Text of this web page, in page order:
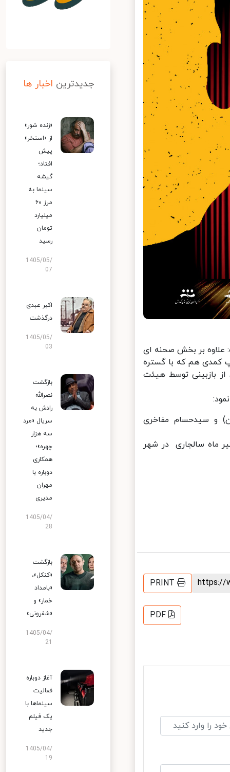
بر بخش صحنه ای
آپ کمدی هم که با گستره
پس از بازبینی توسط هیئت
و سیدحسام مفاخری
ماه سالجاری در شهر
PRINT
PDF
جدیدترین اخبار ها
«زنده شور»
از «استخر»
پیش
افتاد؛
گیشه
سینما به
مرز ۶۰
میلیارد
تومان
رسید
1405/05/
07
اکبر عبدی
درگذشت
1405/05/
03
بازگشت
نصرالله
رادش به
سریال «مرد
سه هزار
چهره»؛
همکاری
دوباره با
مهران
مدیری
1405/04/
28
بازگشت
«کنکل»،
«بامداد
خمار» و
«شفرونی»
1405/04/
آغاز دوباره
فعالیت
سینماها با
یک فیلم
جدید
1405/04/
19